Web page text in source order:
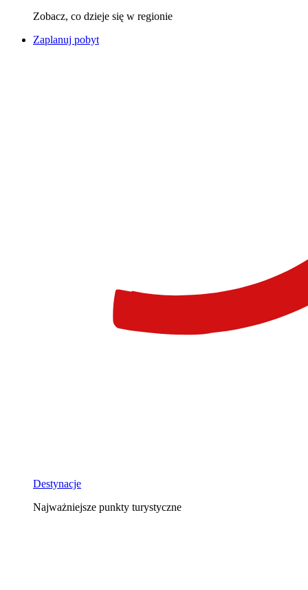
Zobacz, co dzieje się w regionie
Zaplanuj pobyt
Destynacje
Najważniejsze punkty turystyczne